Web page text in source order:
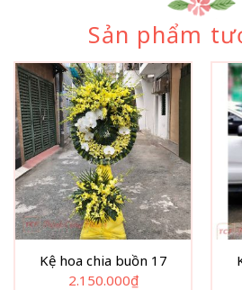
Sản phẩm
Kệ hoa chia buồn 17
2.150.000₫